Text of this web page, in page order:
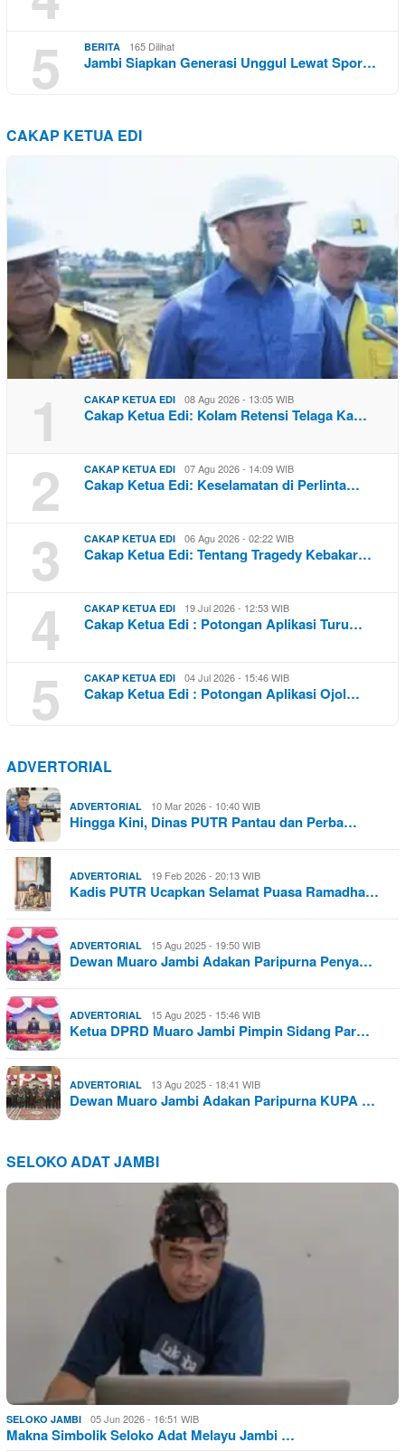
5 BERITA 165 Dilihat
Jambi Siapkan Generasi Unggul Lewat Spor…
CAKAP KETUA EDI
1 CAKAP KETUA EDI 08 Agu 2026 - 13:05 WIB
Cakap Ketua Edi: Kolam Retensi Telaga Ka…
2 CAKAP KETUA EDI 07 Agu 2026 - 14:09 WIB
Cakap Ketua Edi: Keselamatan di Perlinta…
3 CAKAP KETUA EDI 06 Agu 2026 - 02:22 WIB
Cakap Ketua Edi: Tentang Tragedy Kebakar…
4 CAKAP KETUA EDI 19 Jul 2026 - 12:53 WIB
Cakap Ketua Edi : Potongan Aplikasi Turu…
5 CAKAP KETUA EDI 04 Jul 2026 - 15:46 WIB
Cakap Ketua Edi : Potongan Aplikasi Ojol…
ADVERTORIAL
ADVERTORIAL 10 Mar 2026 - 10:40 WIB
Hingga Kini, Dinas PUTR Pantau dan Perba…
ADVERTORIAL 19 Feb 2026 - 20:13 WIB
Kadis PUTR Ucapkan Selamat Puasa Ramadha…
ADVERTORIAL 15 Agu 2025 - 19:50 WIB
Dewan Muaro Jambi Adakan Paripurna Penya…
ADVERTORIAL 15 Agu 2025 - 15:46 WIB
Ketua DPRD Muaro Jambi Pimpin Sidang Par…
ADVERTORIAL 13 Agu 2025 - 18:41 WIB
Dewan Muaro Jambi Adakan Paripurna KUPA …
SELOKO ADAT JAMBI
SELOKO JAMBI 05 Jun 2026 - 16:51 WIB
Makna Simbolik Seloko Adat Melayu Jambi …